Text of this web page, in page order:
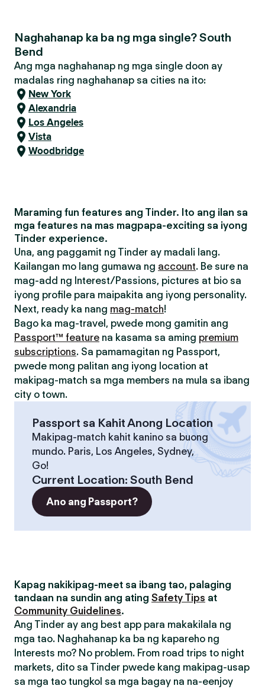
Naghahanap ka ba ng mga single? South
Bend
Ang mga naghahanap ng mga single doon ay
madalas ring naghahanap sa cities na ito:
New York
Alexandria
Los Angeles
Vista
Woodbridge
Maraming fun features ang Tinder. Ito ang ilan sa
mga features na mas magpapa-exciting sa iyong
Tinder experience.
Una, ang paggamit ng Tinder ay madali lang.
Kailangan mo lang gumawa ng account. Be sure na
mag-add ng Interest/Passions, pictures at bio sa
iyong profile para maipakita ang iyong personality.
Next, ready ka nang mag-match!
Bago ka mag-travel, pwede mong gamitin ang
Passport™ feature na kasama sa aming premium
subscriptions. Sa pamamagitan ng Passport,
pwede mong palitan ang iyong location at
makipag-match sa mga members na mula sa ibang
city o town.
Passport sa Kahit Anong Location
Makipag-match kahit kanino sa buong
mundo. Paris, Los Angeles, Sydney,
Go!
Current Location: South Bend
Ano ang Passport?
Kapag nakikipag-meet sa ibang tao, palaging
tandaan na sundin ang ating Safety Tips at
Community Guidelines.
Ang Tinder ay ang best app para makakilala ng
mga tao. Naghahanap ka ba ng kapareho ng
Interests mo? No problem. From road trips to night
markets, dito sa Tinder pwede kang makipag-usap
sa mga tao tungkol sa mga bagay na na-eenjoy